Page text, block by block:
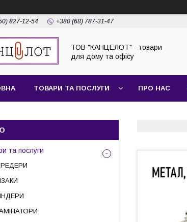
827-12-54 +380 (68) 787-31-47
ТОВ "КАНЦЕЛОТ" - товари
для дому та офісу
ТОВАРИ ТА ПОСЛУГИ ПРО НАС
та послуги